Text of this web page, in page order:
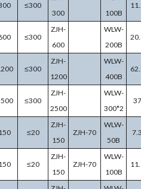
≤300
300
100B
≤300
ZJH-
600
WLW-
200B
≤300
ZJH-
1200
WLW-
400B
≤300
ZJH-
2500
WLW-
300*2
37
≤20
ZJH-
150
ZJH-70
WLW-
50B
≤20
ZJH-
150
ZJH-70
WLW-
100B